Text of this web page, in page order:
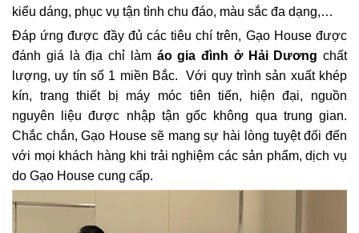
kiểu dáng, phục vụ tận tình chu đáo, màu sắc đa dạng,…
Đáp ứng được đầy đủ các tiêu chí trên, Gạo House được
đánh giá là địa chỉ làm áo gia đình ở Hải Dương chất
lượng, uy tín số 1 miền Bắc. Với quy trình sản xuất khép
kín, trang thiết bị máy móc tiên tiến, hiện đại, nguồn
nguyên liệu được nhập tận gốc không qua trung gian.
Chắc chắn, Gạo House sẽ mang sự hài lòng tuyệt đối đến
với mọi khách hàng khi trải nghiệm các sản phẩm, dịch vụ
do Gạo House cung cấp.